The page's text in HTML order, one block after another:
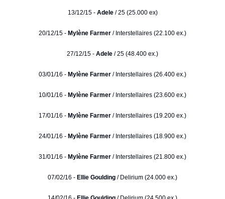
13/12/15 - Adele / 25 (25.000 ex)
20/12/15 - Mylène Farmer / Interstellaires (22.100 ex.)
27/12/15 - Adele / 25 (48.400 ex.)
03/01/16 - Mylène Farmer / Interstellaires (26.400 ex.)
10/01/16 - Mylène Farmer / Interstellaires (23.600 ex.)
17/01/16 - Mylène Farmer / Interstellaires (19.200 ex.)
24/01/16 - Mylène Farmer / Interstellaires (18.900 ex.)
31/01/16 - Mylène Farmer / Interstellaires (21.800 ex.)
07/02/16 - Ellie Goulding / Delirium (24.000 ex.)